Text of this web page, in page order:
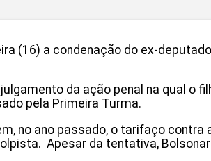
(16) a condenação do ex-
da ação penal na qual o
pela Primeira Turma.
no ano passado, o tarifaço
Apesar da tentativa,